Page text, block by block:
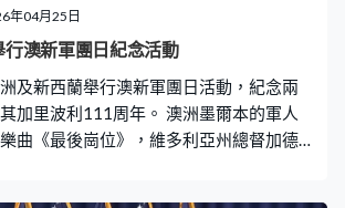
落差是多出200多呎，算是符合預期。
學則最準確，實際飛行高度4,606呎，只
過亦有個別隊伍落差多達1,000呎以上。
年起舉行，分別設有總體大獎、創新及
年04月25日
澳新軍團日紀念活動
洲及新西蘭舉行澳新軍團日活動，紀念兩
加里波利111周年。 澳洲墨爾本的軍人
曲《最後崗位》，維多利亞州總督加德